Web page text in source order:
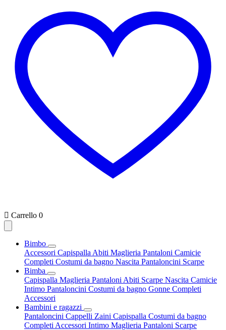
 Carrello 0
Bimbo
Accessori Capispalla Abiti Maglieria Pantaloni Camicie
Completi Costumi da bagno Nascita Pantaloncini Scarpe
Bimba
Capispalla Maglieria Pantaloni Abiti Scarpe Nascita Camicie
Intimo Pantaloncini Costumi da bagno Gonne Completi
Accessori
Bambini e ragazzi
Pantaloncini Cappelli Zaini Capispalla Costumi da bagno
Completi Accessori Intimo Maglieria Pantaloni Scarpe